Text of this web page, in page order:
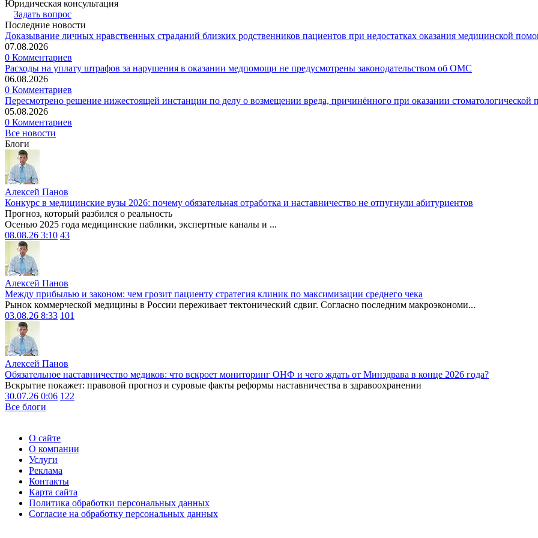
Юридическая консультация
Задать вопрос
Последние новости
Доказывание личных нравственных страданий близких родственников пациентов при недостатках оказания медицинской
07.08.2026
0 Комментариев
Расходы на уплату штрафов за нарушения в оказании медпомощи не предусмотрены законодательством об ОМС
06.08.2026
0 Комментариев
Пересмотрено решение нижестоящей инстанции по делу о возмещении вреда, причинённого при оказании стоматологической
05.08.2026
0 Комментариев
Все новости
Блоги
Алексей Панов
Конкурс в медицинские вузы 2026: почему обязательная отработка и наставничество не отпугнули абитуриентов
Прогноз, который разбился о реальность
Осенью 2025 года медицинские паблики, экспертные каналы и ...
08.08.26 3:10 43
Алексей Панов
Между прибылью и законом: чем грозит пациенту стратегия клиник по максимизации среднего чека
Рынок коммерческой медицины в России переживает тектонический сдвиг. Согласно последним макроэкономи...
03.08.26 8:33 101
Алексей Панов
Обязательное наставничество медиков: что вскроет мониторинг ОНФ и чего ждать от Минздрава в конце 2026 года?
Вскрытие покажет: правовой прогноз и суровые факты реформы наставничества в здравоохранении
30.07.26 0:06 122
Все блоги
О сайте
О компании
Услуги
Реклама
Контакты
Карта сайта
Политика обработки персональных данных
Согласие на обработку персональных данных